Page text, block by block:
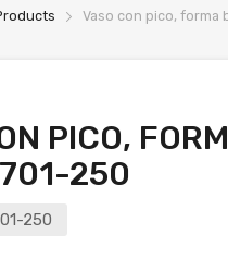
Vaso con pico, forma
PICO,
250
250